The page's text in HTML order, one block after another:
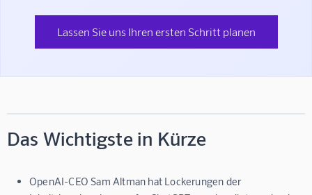
Lassen Sie uns Ihren ersten Schritt planen
Das Wichtigste in Kürze
OpenAI-CEO Sam Altman hat Lockerungen der